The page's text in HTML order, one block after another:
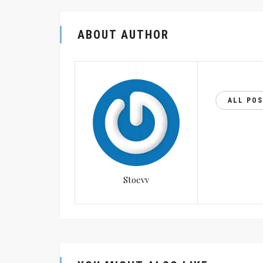
ABOUT AUTHOR
Stoevv
ALL